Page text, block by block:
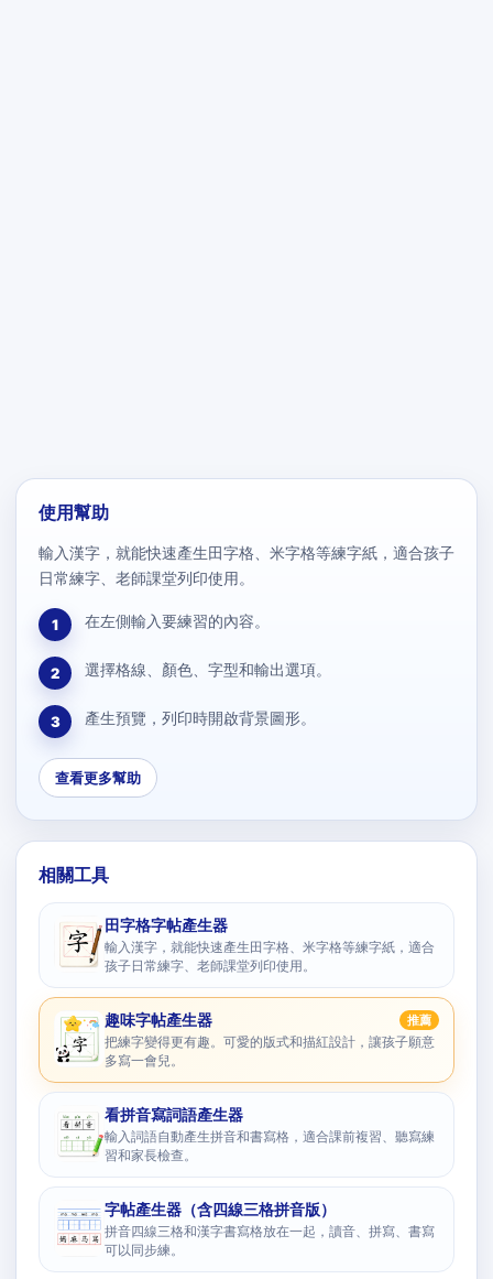
使用幫助
輸入漢字，就能快速產生田字格、米字格等練字紙，適合孩子
日常練字、老師課堂列印使用。
1 在左側輸入要練習的內容。
2 選擇格線、顏色、字型和輸出選項。
3 產生預覽，列印時開啟背景圖形。
查看更多幫助
相關工具
田字格字帖產生器
輸入漢字，就能快速產生田字格、米字格等練字紙，適合
孩子日常練字、老師課堂列印使用。
趣味字帖產生器 推薦
把練字變得更有趣。可愛的版式和描紅設計，讓孩子願意
多寫一會兒。
看拼音寫詞語產生器
輸入詞語自動產生拼音和書寫格，適合課前複習、聽寫練
習和家長檢查。
字帖產生器（含四線三格拼音版）
拼音四線三格和漢字書寫格放在一起，讀音、拼寫、書寫
可以同步練。